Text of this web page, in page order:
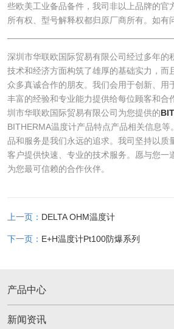
些欧美工业备品备件，我司非以上品牌的官
所有权、型号解释权都归原厂商所有。如有
深圳市华联欧国际贸易有限公司经过多年的
技术和经济方面构筑了雄厚的基础实力，而
众多真诚合作的朋友。我们会用于创新、用
丰富的经验和专业能力提供给每位顾客和合
圳市华联欧国际贸易有限公司为您提供的
BITHERMA温度计产品特点产品相关信息
品和服务是我们永远的追求。我司坚持以质
客户提供快速、专业的技术服务。愿与您一
为您最可信赖的合作伙伴。
上一页： DELTA OHM温度计
下一页： E+H温度计Pt100防爆系列
产品中心
新闻资讯